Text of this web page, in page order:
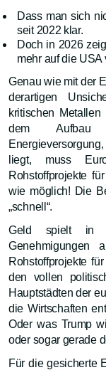
Dass man sich
seit 2022 klar.
Doch in 2026
mehr auf die USA
Genau wie mit der
derartigen
kritischen
dem Aufbau
liegt, muss
Rohstoffprojekte
wie möglich! Die
„schnell“.
Geld spielt in
Genehmigungen
Rohstoffprojekte
den vollen
Hauptstädten der
die Wirtschaften
Oder was Trump
oder sogar gerade
Für die gesicherte